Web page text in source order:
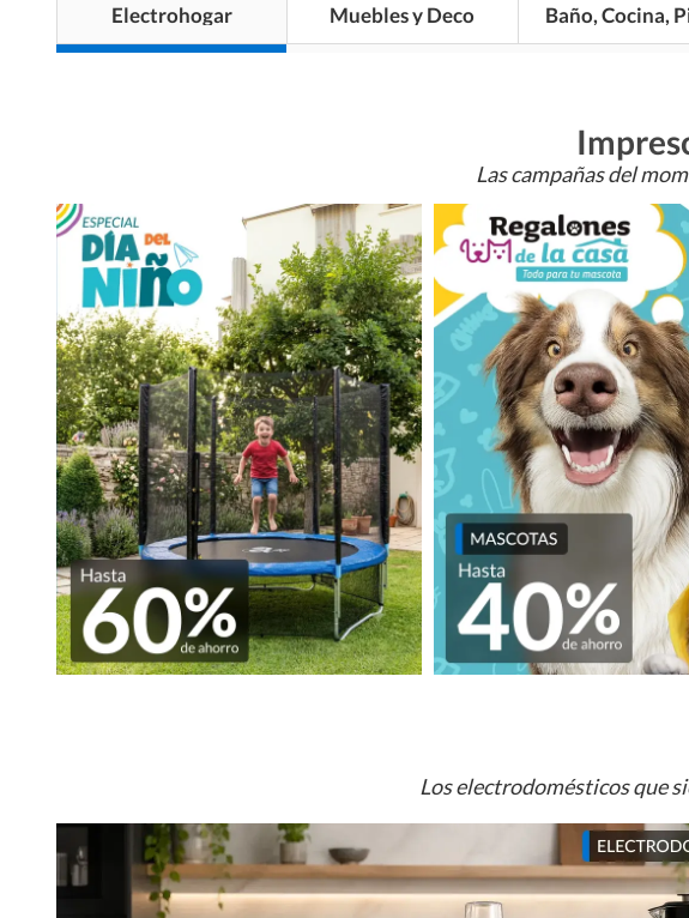
Electrohogar Muebles y Deco Baño, Cocina,
Las campañas del
Los electrodomésticos que